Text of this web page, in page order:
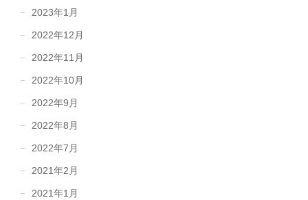
2023年1月
2022年12月
2022年11月
2022年10月
2022年9月
2022年8月
2022年7月
2021年2月
2021年1月